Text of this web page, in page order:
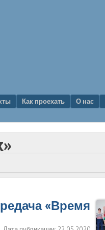
Как проехать О нас
«Время